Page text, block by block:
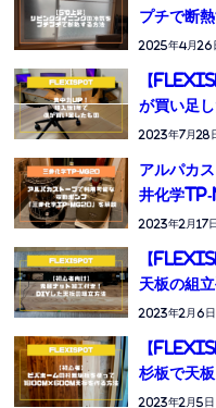
プチで断
2025年4月26
【
が買い足
2023年7月28
アルパカ
井化学
2023年2月17日
【
天板の組
2023年2月6日
【
杉板で天
2023年2月5日